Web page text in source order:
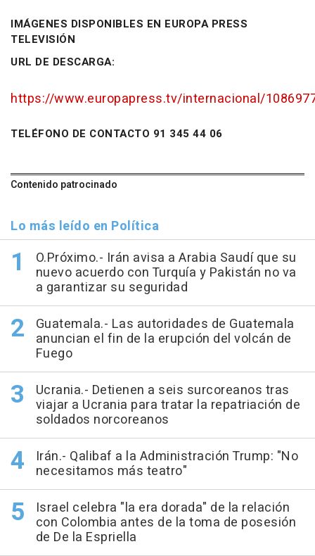
IMÁGENES DISPONIBLES EN EUROPA PRESS
TELEVISIÓN
URL DE DESCARGA:
https://www.europapress.tv/internacional/
TELÉFONO DE CONTACTO 91 345 44 06
Contenido patrocinado
Lo más leído en Política
O.Próximo.- Irán avisa a Arabia Saudí que su
nuevo acuerdo con Turquía y Pakistán no va
a garantizar su seguridad
Guatemala.- Las autoridades de Guatemala
anuncian el fin de la erupción del volcán de
Fuego
Ucrania.- Detienen a seis surcoreanos tras
viajar a Ucrania para tratar la repatriación de
soldados norcoreanos
Irán.- Qalibaf a la Administración Trump: "No
necesitamos más teatro"
Israel celebra "la era dorada" de la relación
con Colombia antes de la toma de posesión
de De la Espriella